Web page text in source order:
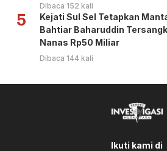
Dibaca 152 kali
5
Kejati Sul Sel Tetapkan
Bahtiar Baharuddin
Nanas Rp50 Miliar
Dibaca 144 kali
Ikuti kami di